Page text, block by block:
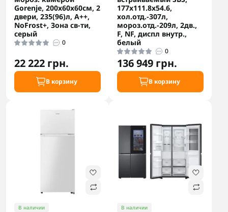
Gorenje, 200х60х60см, 2
двери, 235(96)л, А++,
NoFrost+, Зона св-ти,
серый
0
22 222 грн.
В корзину
177x111.8х54.6,
хол.отд.-307л,
мороз.отд.-209л, 2дв.,
F, NF, диспл внутр.,
белый
0
136 949 грн.
В корзину
В наличии В наличии